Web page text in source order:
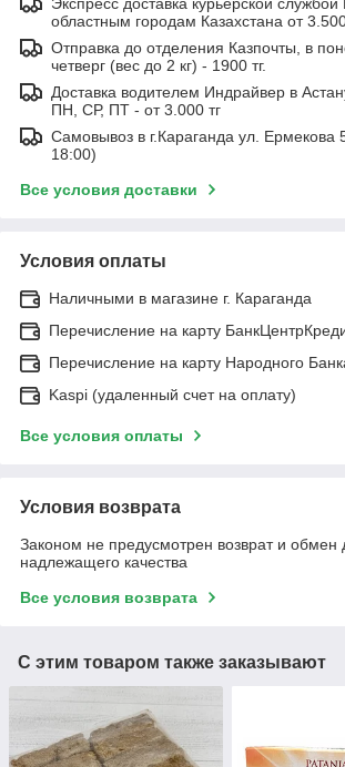
областным городам Казахстана от
Отправка до отделения Казпочты, в
четверг (вес до 2 кг) - 1900 тг.
Доставка водителем Индрайвер в
ПН, СР, ПТ - от 3.000 тг
Самовывоз в г.Караганда ул. Ермекова
18:00)
Все условия доставки
Условия оплаты
Наличными в магазине г. Караганда
Перечисление на карту
Перечисление на карту Народного
Kaspi (удаленный счет на оплату)
Все условия оплаты
Условия возврата
Законом не предусмотрен возврат и обмен
надлежащего качества
Все условия возврата
С этим товаром также заказывают